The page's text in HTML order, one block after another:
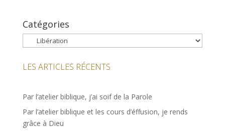
Catégories
Catégories
LES ARTICLES RÉCENTS
Par l’atelier biblique, j’ai soif de la Parole
Par l’atelier biblique et les cours d’éffusion, je rends
grâce à Dieu